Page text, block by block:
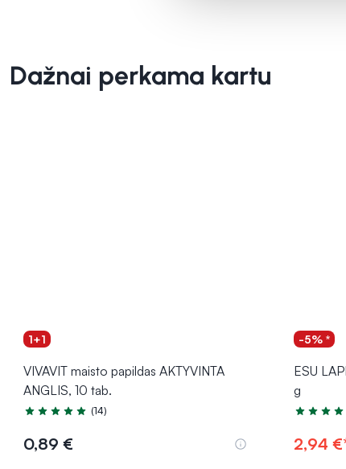
Dažnai perkama kartu
1+1
VIVAVIT maisto papildas AKTYVINTA
ANGLIS, 10 tab.
Įvertinimas 5.0 iš 5
(14)
0,89 €
-5% *
ESU
g
2,94